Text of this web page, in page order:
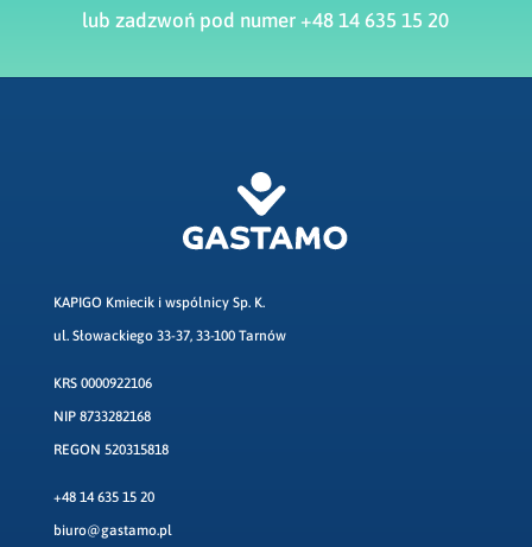
lub zadzwoń pod numer +48 14 635 15 20
KAPIGO Kmiecik i wspólnicy Sp. K.
ul. Słowackiego 33-37, 33-100 Tarnów
KRS 0000922106
NIP 8733282168
REGON 520315818
+48 14 635 15 20
biuro@gastamo.pl